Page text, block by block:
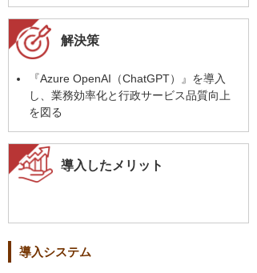
解決策
『Azure OpenAI（ChatGPT）』を導入
し、業務効率化と行政サービス品質向上
を図る
導入したメリット
導入システム